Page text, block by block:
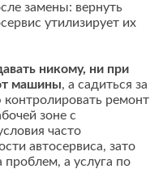
замены: вернуть
утилизирует их
никому, ни при
машины, а садиться за
ремонт
зоне с
часто
автосервиса, зато
проблем, а услуга по